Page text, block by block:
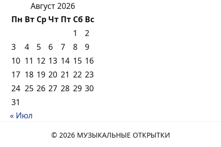
Август 2026
Пн Вт СрЧт Пт Сб Вс
1
2
3
4 5 6 7 8
9
10 11 12 13 14 15 16
17 18 19 20 21 22 23
24 25 26 27 28 29 30
31
« Июл
© 2026 МУЗЫКАЛЬНЫЕ ОТКРЫТКИ